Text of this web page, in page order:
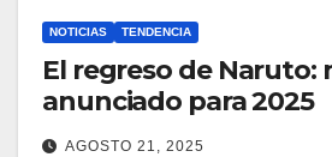
NOTICIAS TENDENCIA
El regreso de Naruto:
anunciado para 2025
AGOSTO 21, 2025